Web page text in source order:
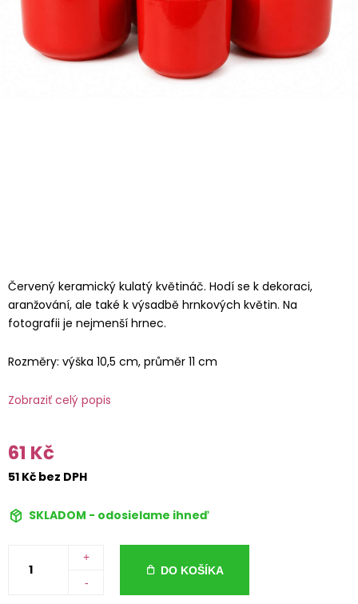
Červený keramický kulatý květináč. Hodí se k dekoraci,
aranžování, ale také k výsadbě hrnkových květin. Na
fotografii je nejmenší hrnec.
Rozměry: výška 10,5 cm, průměr 11 cm
Zobraziť celý popis
61 Kč
51 Kč bez DPH
SKLADOM - odosielame ihneď
+
-
DO KOŠÍKA